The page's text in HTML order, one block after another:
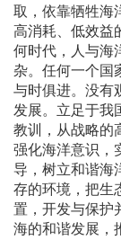
取，依靠牺牲海
高消耗、低效益
何时代，人与海
杂。任何一个国
与时俱进。没有
发展。立足于我
教训，从战略的
强化海洋意识，
导，树立和谐海
存的环境，把生
置，开发与保护
海的和谐发展，